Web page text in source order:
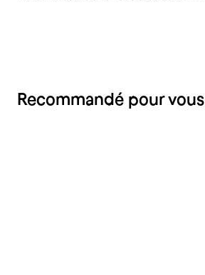
Recommandé pour vous